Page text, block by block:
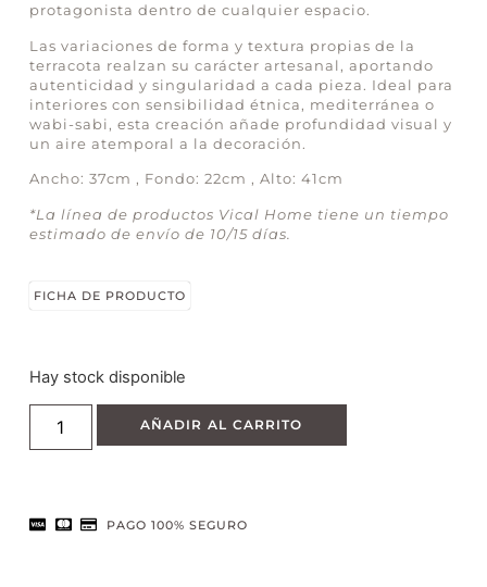
protagonista dentro de cualquier espacio.
Las variaciones de forma y textura propias de la
terracota realzan su carácter artesanal, aportando
autenticidad y singularidad a cada pieza. Ideal para
interiores con sensibilidad étnica, mediterránea o
wabi-sabi, esta creación añade profundidad visual y
un aire atemporal a la decoración.
Ancho: 37cm , Fondo: 22cm , Alto: 41cm
*La línea de productos Vical Home tiene un tiempo
estimado de envío de 10/15 días.
FICHA DE PRODUCTO
Hay stock disponible
AÑADIR AL CARRITO
PAGO 100% SEGURO